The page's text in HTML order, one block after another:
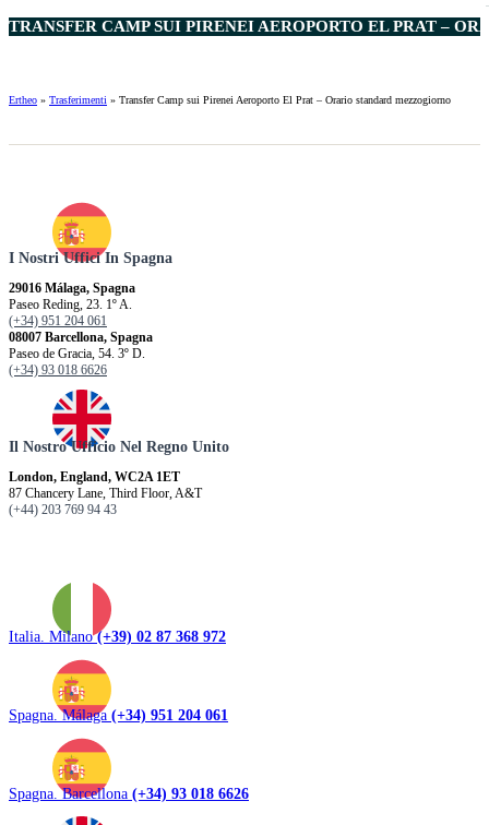
TRANSFER CAMP SUI PIRENEI AEROPORTO EL PRAT –
Ertheo » Trasferimenti » Transfer Camp sui Pirenei Aeroporto El Prat – Orario standard mezzogiorno
I Nostri Uffici In Spagna
29016 Málaga, Spagna
Paseo Reding, 23. 1º A.
(+34) 951 204 061
08007 Barcellona, ​​Spagna
Paseo de Gracia, 54. 3º D.
(+34) 93 018 6626
Il Nostro Ufficio Nel Regno Unito
London, England, WC2A 1ET
87 Chancery Lane, Third Floor, A&T
(+44) 203 769 94 43
Italia. Milano(+39) 02 87 368 972
Spagna. Málaga (+34) 951 204 061
Spagna. Barcellona (+34) 93 018 6626